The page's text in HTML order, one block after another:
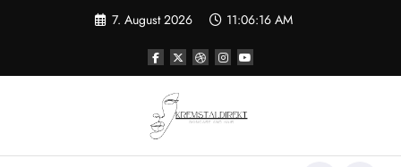
7. August 2026 11:06:16 AM